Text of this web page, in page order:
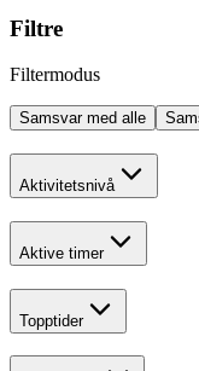
Filtre
Filtermodus
Samsvar med alle
Aktivitetsnivå
Aktive timer
Topptider